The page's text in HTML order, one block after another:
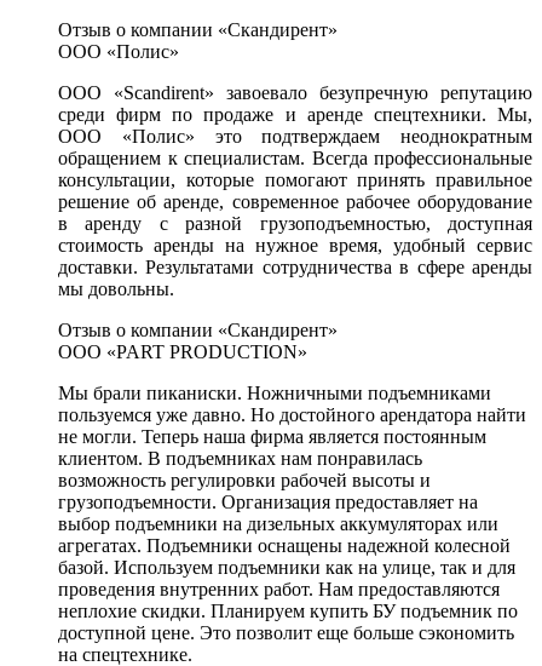
Отзыв о компании «Скандирент»
ООО «Полис»
ООО «Scandirent» завоевало безупречную репутацию
среди фирм по продаже и аренде спецтехники. Мы,
ООО «Полис» это подтверждаем неоднократным
обращением к специалистам. Всегда профессиональные
консультации, которые помогают принять правильное
решение об аренде, современное рабочее оборудование
в аренду с разной грузоподъемностью, доступная
стоимость аренды на нужное время, удобный сервис
доставки. Результатами сотрудничества в сфере аренды
мы довольны.
Отзыв о компании «Скандирент»
ООО «PART PRODUCTION»
Мы брали пиканиски. Ножничными подъемниками
пользуемся уже давно. Но достойного арендатора найти
не могли. Теперь наша фирма является постоянным
клиентом. В подъемниках нам понравилась
возможность регулировки рабочей высоты и
грузоподъемности. Организация предоставляет на
выбор подъемники на дизельных аккумуляторах или
агрегатах. Подъемники оснащены надежной колесной
базой. Используем подъемники как на улице, так и для
проведения внутренних работ. Нам предоставляются
неплохие скидки. Планируем купить БУ подъемник по
доступной цене. Это позволит еще больше сэкономить
на спецтехнике.